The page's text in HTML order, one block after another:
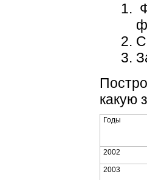
какую
Годы
2002
2003